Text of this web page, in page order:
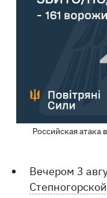
Российская атака
Вечером 3